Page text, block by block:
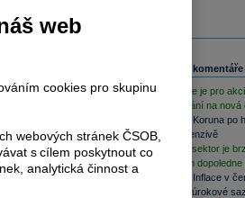
Související komentáře
Závěr týdne je pro
při vyčkávání na nová
Rozbřesk: Koruna po
ČNB v defenzivě
Paměťový sektor je
jsou na tom
Rozbřesk: Inflace v
ČNB dnes úrokové
web
cookies pro skupinu
webových stránek ČSOB,
s cílem poskytnout co
analytická činnost a